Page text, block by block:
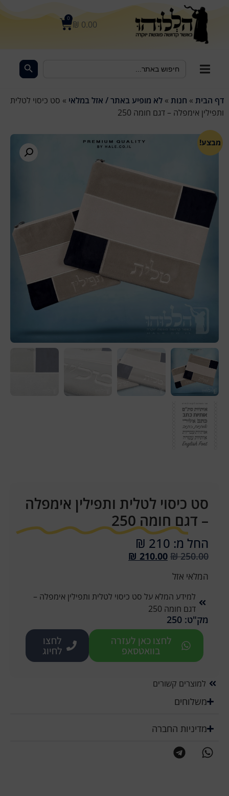
₪ 0.00
0
for:
דף הבית » חנות » לא מופיע באתר / אזל במלאי » סט כיסוי לטלית
ותפילין אימפלה – דגם חומה 250
מבצע!
סט כיסוי לטלית ותפילין אימפלה
– דגם חומה 250
החל מ: 210 ₪
₪250.00
₪ 210.00
המלאי אזל
למידע המלא על סט כיסוי לטלית ותפילין אימפלה –
דגם חומה 250
מק"ט: 250
לחצו כאן לעזרה
בוואטסאפ
לחצו
לחיוג
למוצרים קשורים
משלוחים
מדיניות החברה